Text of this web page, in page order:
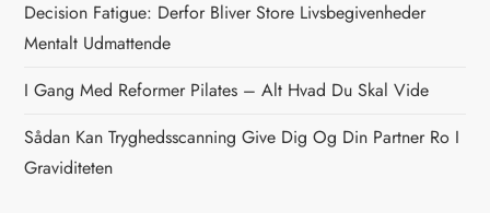
i
g
a
Decision Fatigue: Derfor Bliver Store Livsbegivenheder
Mentalt Udmattende
I Gang Med Reformer Pilates – Alt Hvad Du Skal Vide
Sådan Kan Tryghedsscanning Give Dig Og Din Partner Ro I
Graviditeten